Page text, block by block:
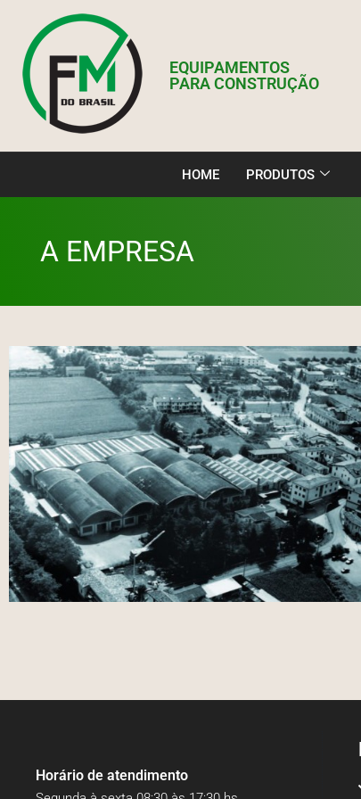
EQUIPAMENTOS
PARA CONSTRUÇÃO
HOME PRODUTOS
A EMPRESA
Horário de atendimento